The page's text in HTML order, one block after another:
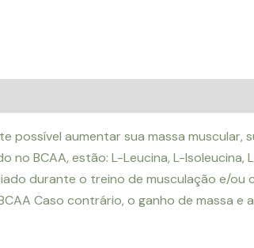
possível aumentar sua massa
no BCAA, estão: L-Leucina, L-
durante o treino de musculação e/
Caso contrário, o ganho de massa